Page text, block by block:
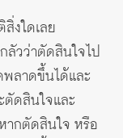
งใดเลย
วว่าตัดสินใจไป
พลาดขึ้นได้และ
ตัดสินใจและ
กตัดสินใจ หรือ